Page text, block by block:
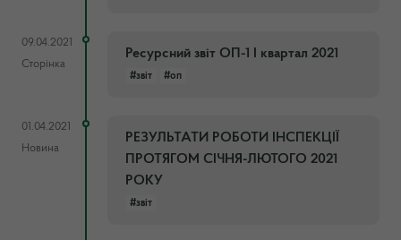
09.04.2021
Сторінка
Ресурсний звіт ОП-1 І квартал 2021
#звіт #оп
01.04.2021
Новина
РЕЗУЛЬТАТИ РОБОТИ ІНСПЕКЦІЇ
ПРОТЯГОМ СІЧНЯ-ЛЮТОГО 2021
РОКУ
#звіт